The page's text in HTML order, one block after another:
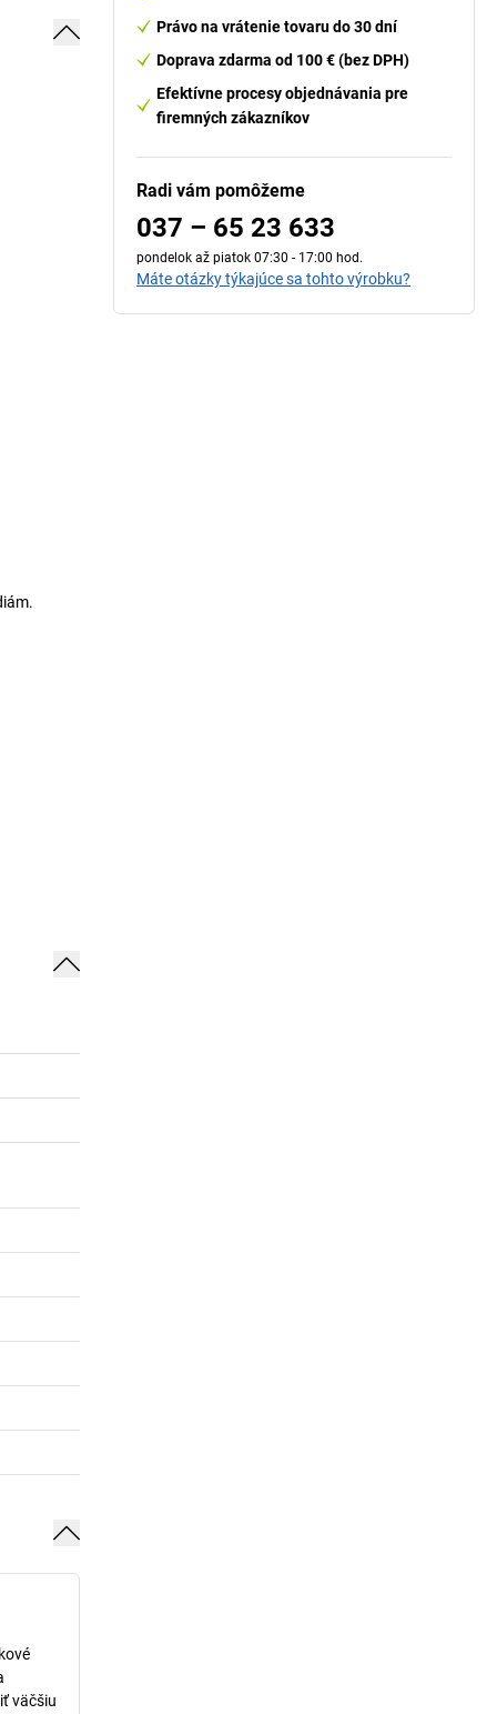
väčšiu
Právo na vrátenie tovaru do 30 dní
Doprava zdarma od 100 € (bez DPH)
Efektívne procesy objednávania pre
firemných zákazníkov
Radi vám pomôžeme
037 – 65 23 633
pondelok až piatok 07:30 - 17:00 hod.
Máte otázky týkajúce sa tohto výrobku?